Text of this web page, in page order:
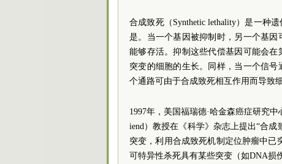
合成致死（Synthetic lethality）是一种
是。当一个基因被抑制时，另一个基
能够存活。抑制这些代偿基因可能会
突变的细胞的生长。同样，当一个信
个通路可由于合成致死相互作用而导致
1997年，美国福瑞德·哈金森癌症研究中
iend）教授在《科学》杂志上提出“合
突变，利用合成致死机制定位肿瘤中已
可特异性杀死具有某些突变（如DNA损